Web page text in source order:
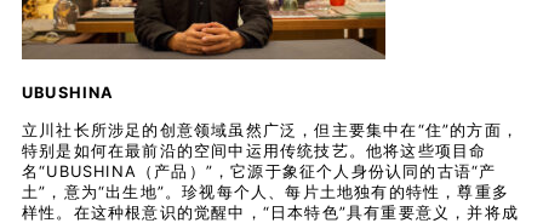
UBUSHINA
立川社长所涉足的创意领域虽然广泛，但主要集中在“住”的方面，
特别是如何在最前沿的空间中运用传统技艺。他将这些项目命
名“UBUSHINA（产品）”，它源于象征个人身份认同的古语“产
土”，意为“出生地”。珍视每个人、每片土地独有的特性，尊重多
样性。在这种根意识的觉醒中，“日本特色”具有重要意义，并将成